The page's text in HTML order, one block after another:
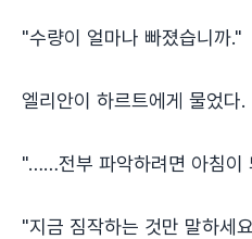
"수량이 얼마나 빠졌습니까."
엘리안이 하르트에게 물었다.
"……전부 파악하려면 아침이
"지금 짐작하는 것만 말하세